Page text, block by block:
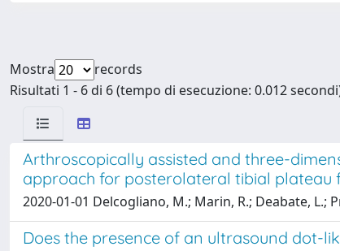
Mostra
records
Risultati 1 - 6 di 6 (tempo di esecuzione: 0.012
Arthroscopically assisted and three-
approach for posterolateral tibial plateau
2020-01-01 Delcogliano, M.; Marin, R.; Deabate, L.;
Does the presence of an ultrasound dot-